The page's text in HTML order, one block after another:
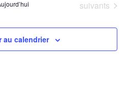
Évènements
suivants
au calendrier